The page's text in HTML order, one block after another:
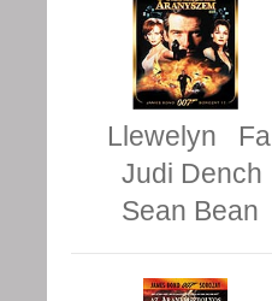
Llewelyn
Judi Dench
Sean Bean